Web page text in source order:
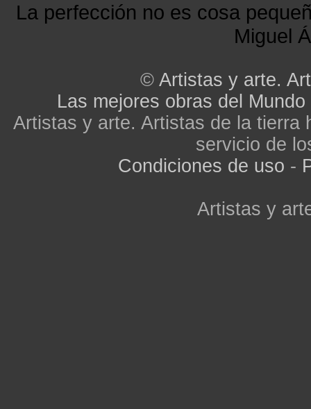
La perfección no es cosa
Miguel
© Artistas y arte.
Las mejores obras del Mundo
Artistas y arte. Artistas de la tierra
servicio de
Condiciones de uso -
Artistas y